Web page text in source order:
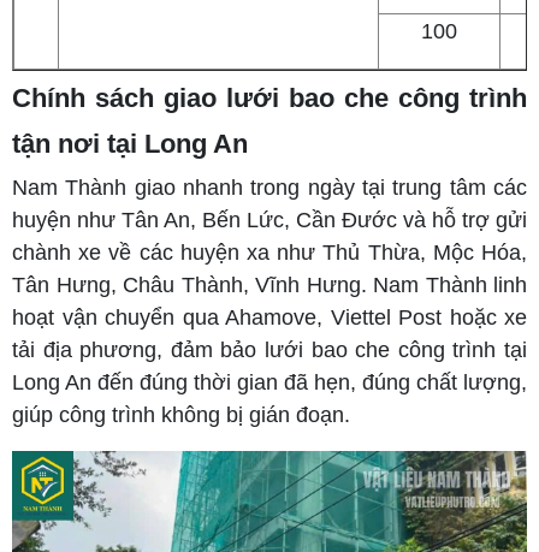
100
Chính sách giao lưới bao che công trình
tận nơi tại Long An
Nam Thành giao nhanh trong ngày tại trung tâm các
huyện như Tân An, Bến Lức, Cần Đước và hỗ trợ gửi
chành xe về các huyện xa như Thủ Thừa, Mộc Hóa,
Tân Hưng, Châu Thành, Vĩnh Hưng. Nam Thành linh
hoạt vận chuyển qua Ahamove, Viettel Post hoặc xe
tải địa phương, đảm bảo lưới bao che công trình tại
Long An đến đúng thời gian đã hẹn, đúng chất lượng,
giúp công trình không bị gián đoạn.